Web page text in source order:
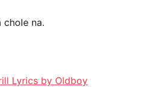
chole na.
Lyrics by Oldboy